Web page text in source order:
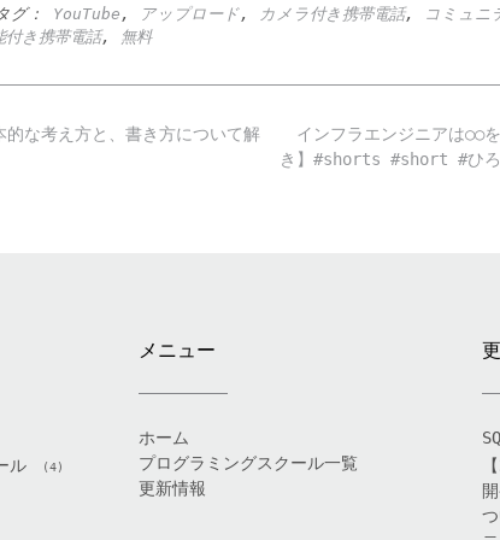
グ： YouTube , アップロード, カメラ付き携帯電話, コミュニ
付き携帯電話, 無料
インフラエンジニアは○○
き】#shorts #short #ひろ
的な考え方と、書き方について解
ル (4)
メニュー
ホーム
プログラミングスクール一覧
更新情報